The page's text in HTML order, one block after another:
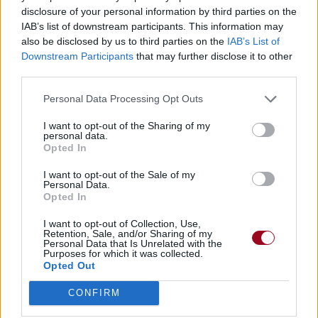
disclosure of your personal information by third parties on the
IAB’s list of downstream participants. This information may
also be disclosed by us to third parties on the IAB’s List of
Downstream Participants that may further disclose it to other
Personal Data Processing Opt Outs
I want to opt-out of the Sharing of my
personal data.
Opted In
I want to opt-out of the Sale of my
Personal Data.
Opted In
I want to opt-out of Collection, Use,
Retention, Sale, and/or Sharing of my
Personal Data that Is Unrelated with the
Purposes for which it was collected.
Opted Out
CONFIRM